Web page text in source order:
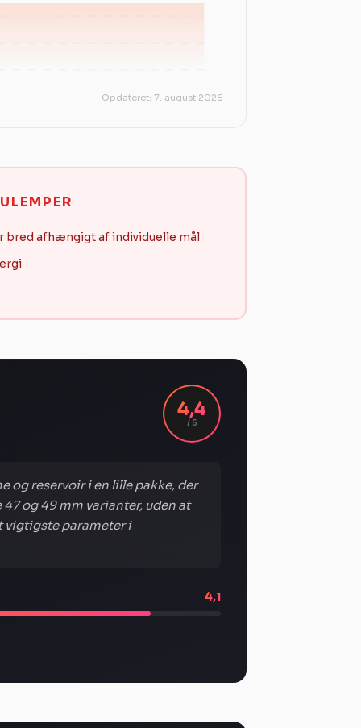
Opdateret: 7. august 2026
ULEMPER
bred afhængigt af individuelle mål
4,4
/ 5
og reservoir i en lille pakke, der
og 49 mm varianter, uden at
vigtigste parameter i
4,1